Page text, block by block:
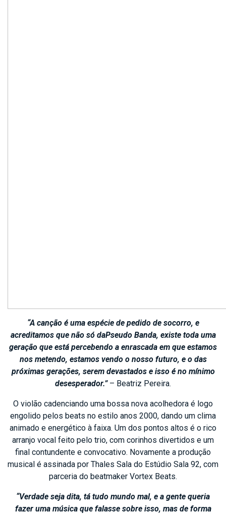
“A canção é uma espécie de pedido de socorro, e
acreditamos que não só daPseudo Banda, existe toda uma
geração que está percebendo a enrascada em que estamos
nos metendo, estamos vendo o nosso futuro, e o das
próximas gerações, serem devastados e isso é no mínimo
desesperador.”– Beatriz Pereira.
O violão cadenciando uma bossa nova acolhedora é logo
engolido pelos beats no estilo anos 2000, dando um clima
animado e energético à faixa. Um dos pontos altos é o rico
arranjo vocal feito pelo trio, com corinhos divertidos e um
final contundente e convocativo. Novamente a produção
musical é assinada por Thales Sala do Estúdio Sala 92, com
parceria do beatmaker Vortex Beats.
“Verdade seja dita, tá tudo mundo mal, e a gente queria
fazer uma música que falasse sobre isso, mas de forma